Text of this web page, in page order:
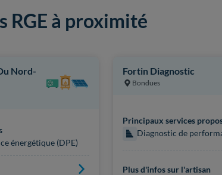
RGE à proximité
Nord-
énergétique (DPE)
Fortin Diagnostic
Bondues
Principaux services
Diagnostic de
Plus d'infos sur l'artisan